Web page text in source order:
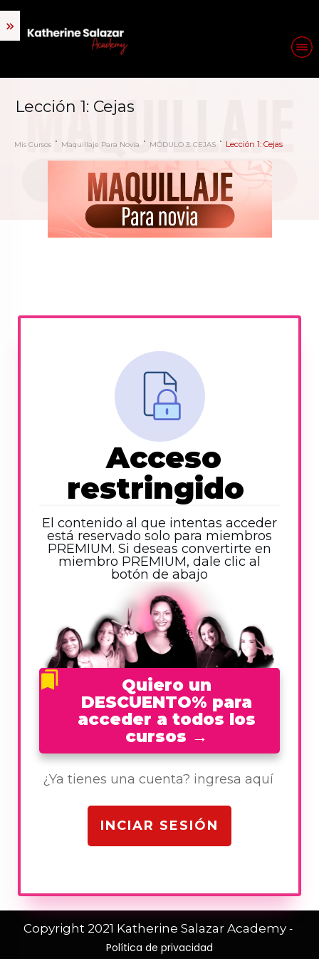
Lección 1: Cejas
Mis Cursos Maquillaje Para Novia MÓDULO 3: CEJAS Lección 1: Cejas
Acceso
restringido
El contenido al que intentas acceder
está reservado solo para miembros
PREMIUM. Si deseas convertirte en
miembro PREMIUM, dale clic al
botón de abajo
Quiero un
DESCUENTO% para
acceder a todos los
cursos →
¿Ya tienes una cuenta? ingresa aquí
INCIAR SESIÓN
Copyright 2021 Katherine Salazar Academy -
Política de privacidad